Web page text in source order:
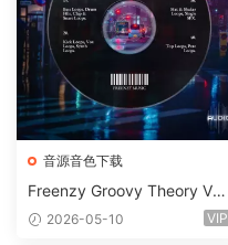
音源音色下载
Freenzy Groovy Theory Vol.
2 WAV
2026-05-10 VIP